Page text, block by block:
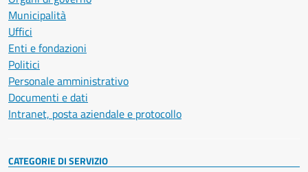
Municipalità
Uffici
Enti e fondazioni
Politici
Personale amministrativo
Documenti e dati
Intranet, posta aziendale e protocollo
CATEGORIE DI SERVIZIO